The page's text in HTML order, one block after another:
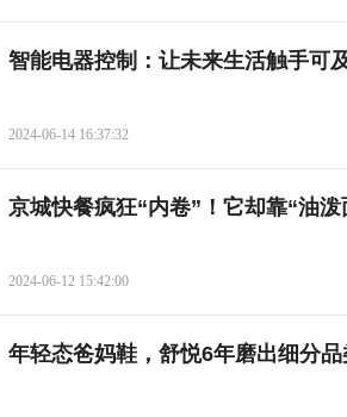
智能电器控制：让未来生活触手可
2024-06-14 16:37:32
京城快餐疯狂“内卷”！它却靠“油
2024-06-12 15:42:00
年轻态爸妈鞋，舒悦6年磨出细分